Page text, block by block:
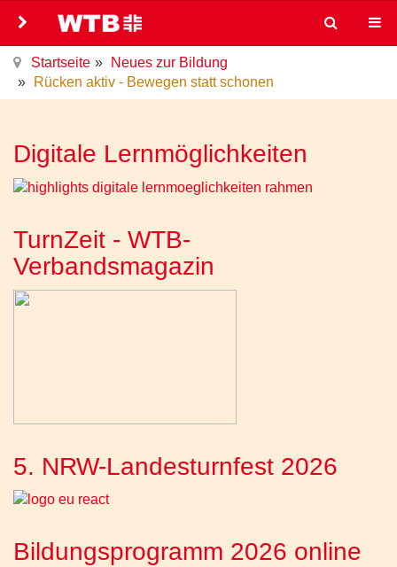
Startseite
Neues zur Bildung
Rücken aktiv - Bewegen statt schonen
Digitale Lernmöglichkeiten
TurnZeit - WTB-
Verbandsmagazin
5. NRW-Landesturnfest 2026
Bildungsprogramm 2026 online